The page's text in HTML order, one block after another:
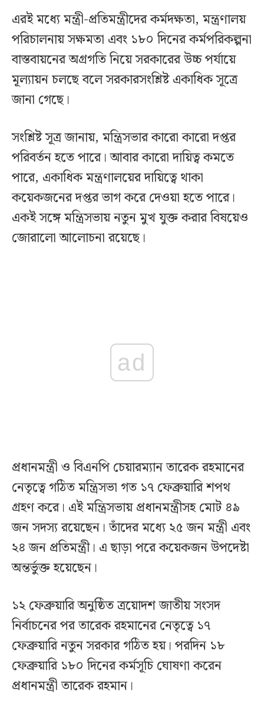
এরই মধ্যে মন্ত্রী-প্রতিমন্ত্রীদের কর্মদক্ষতা, মন্ত্রণালয়
পরিচালনায় সক্ষমতা এবং ১৮০ দিনের কর্মপরিকল্পনা
বাস্তবায়নের অগ্রগতি নিয়ে সরকারের উচ্চ পর্যায়ে
মূল্যায়ন চলছে বলে সরকারসংশ্লিষ্ট একাধিক সূত্রে
জানা গেছে।
সংশ্লিষ্ট সূত্র জানায়, মন্ত্রিসভার কারো কারো দপ্তর
পরিবর্তন হতে পারে। আবার কারো দায়িত্ব কমতে
পারে, একাধিক মন্ত্রণালয়ের দায়িত্বে থাকা
কয়েকজনের দপ্তর ভাগ করে দেওয়া হতে পারে।
একই সঙ্গে মন্ত্রিসভায় নতুন মুখ যুক্ত করার বিষয়েও
জোরালো আলোচনা রয়েছে।
ad
প্রধানমন্ত্রী ও বিএনপি চেয়ারম্যান তারেক রহমানের
নেতৃত্বে গঠিত মন্ত্রিসভা গত ১৭ ফেব্রুয়ারি শপথ
গ্রহণ করে। এই মন্ত্রিসভায় প্রধানমন্ত্রীসহ মোট ৪৯
জন সদস্য রয়েছেন। তাঁদের মধ্যে ২৫ জন মন্ত্রী এবং
২৪ জন প্রতিমন্ত্রী। এ ছাড়া পরে কয়েকজন উপদেষ্টা
অন্তর্ভুক্ত হয়েছেন।
১২ ফেব্রুয়ারি অনুষ্ঠিত ত্রয়োদশ জাতীয় সংসদ
নির্বাচনের পর তারেক রহমানের নেতৃত্বে ১৭
ফেব্রুয়ারি নতুন সরকার গঠিত হয়। পরদিন ১৮
ফেব্রুয়ারি ১৮০ দিনের কর্মসূচি ঘোষণা করেন
প্রধানমন্ত্রী তারেক রহমান।